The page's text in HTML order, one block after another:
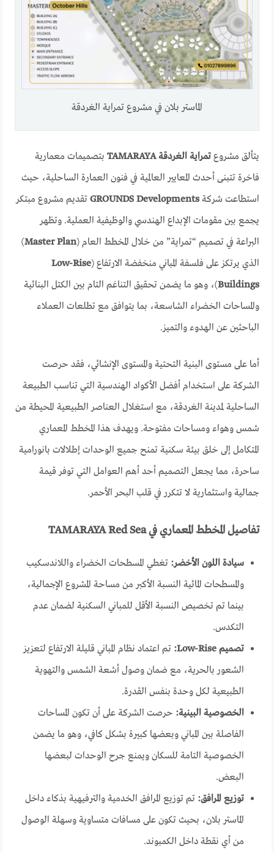
الماستر بلان في مشروع تمراية الغردقة
يتألق مشروعتمراية الغردقة TAMARAYA
بتصميمات معمارية
فاخرة تتبنى أحدث المعايير العالمية في فنون العمارة الساحلية، حيث
استطاعت شركةGROUNDS Developments تقديم مشروع مبتكر
يجمع بين مقومات الإبداع الهندسي والوظيفية العملية. وتظهر
البراعة في تصميم “تمراية” من خلال المخطط العام (Master Plan
)
الذي يرتكز على فلسفة المباني منخفضة الارتفاع (Low-Rise
Buildings)، وهو ما يضمن تحقيق التناغم التام بين الكتل البنائية
والمساحات الخضراء الشاسعة، بما يتوافق مع تطلعات العملاء
الباحثين عن الهدوء والتميز.
أما على مستوى البنية التحتية والمستوى الإنشائي، فقد حرصت
الشركة على استخدام أفضل الأكواد الهندسية التي تناسب الطبيعة
الساحلية لمدينة الغردقة، مع استغلال العناصر الطبيعية المحيطة من
شمس وهواء ومساحات مفتوحة. ويهدف هذا المخطط المعماري
المتكامل إلى خلق بيئة سكنية تمنح جميع الوحدات إطلالات بانورامية
ساحرة، مما يجعل التصميم أحد أهم العوامل التي توفر قيمة
جمالية واستثمارية لا تتكرر في قلب البحر الأحمر.
تفاصيل المخطط المعماري في TAMARAYA Red Sea
سيادة اللون الأخضر: تغطي المسطحات الخضراء واللاندسكيب
والمسطحات المائية النسبة الأكبر من مساحة المشروع الإجمالية،
بينما تم تخصيص النسبة الأقل للمباني السكنية لضمان عدم
التكدس.
تصميم Low-Rise:
تم اعتماد نظام المباني قليلة الارتفاع لتعزيز
الشعور بالحرية، مع ضمان وصول أشعة الشمس والتهوية
الطبيعية لكل وحدة بنفس القدرة.
الخصوصية البينية: حرصت الشركة على أن تكون المساحات
الفاصلة بين المباني وبعضها كبيرة بشكل كافي، وهو ما يضمن
الخصوصية التامة للسكان ويمنع جرح الوحدات لبعضها
البعض.
توزيع المرافق: تم توزيع المرافق الخدمية والترفيهية بذكاء داخل
الماستر بلان، بحيث تكون على مسافات متساوية وسهلة الوصول
من أي نقطة داخل الكمبوند.